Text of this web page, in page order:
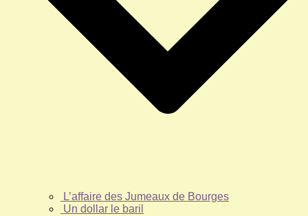
L’affaire des Jumeaux de Bourges
Un dollar le baril